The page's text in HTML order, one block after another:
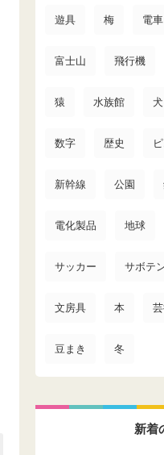
遊具 梅 電車
富士山 飛行機
猿 水族館 犬
数字 歴史
新幹線 公園
電化製品 地球
サッカー サボテ
文房具 本
豆まき 冬
新着